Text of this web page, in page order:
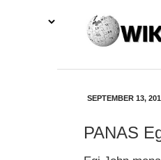
SEPTEMBER 13,
PANAS